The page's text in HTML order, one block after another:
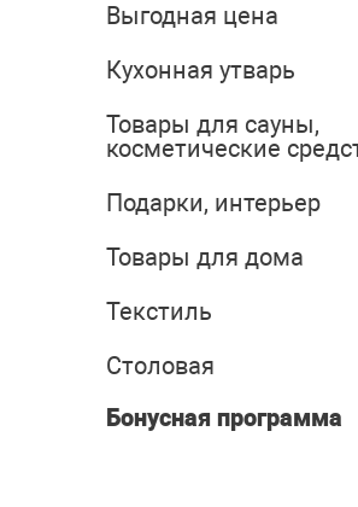
Выгодная цена
Кухонная утварь
Товары для сауны,
косметические
Подарки, интерьер
Товары для дома
Текстиль
Столовая
Бонусная программа